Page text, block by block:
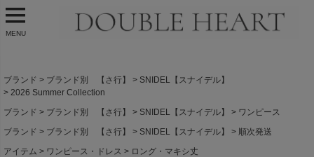
MENU
ブランド ブランド別 【さ行】
SNIDEL【スナイデル】
2026 Summer Collection
ブランド
ブランド別 【さ行】 SNIDEL【スナイデル】
ワンピース
ブランド
ブランド別 【さ行】 SNIDEL【スナイデル】
順次発送
アイテム
ワンピース・ドレス
ロング・マキシ丈